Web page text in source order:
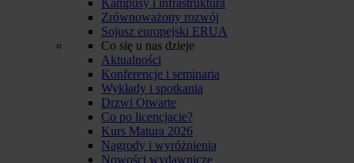
Zrównoważony rozwój
Sojusz europejski ERUA
Co się u nas dzieje
Aktualności
Konferencje i seminaria
Wykłady i spotkania
Drzwi Otwarte
Co po licencjacie?
Kurs Matura 2026
Nagrody i wyróżnienia
Nowości wydawnicze